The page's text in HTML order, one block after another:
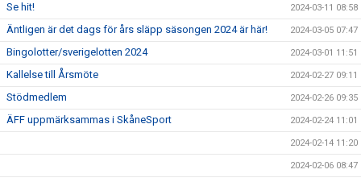
Se hit! 2024-03-11 08:58
Äntligen är det dags för års släpp säsongen 2024 är här! 2024-03-05 07:47
Bingolotter/sverigelotten 2024 2024-03-01 11:51
Kallelse till Årsmöte 2024-02-27 09:11
Stödmedlem 2024-02-26 09:35
ÄFF uppmärksammas i SkåneSport 2024-02-24 11:01
2024-02-14 11:20
2024-02-06 08:47